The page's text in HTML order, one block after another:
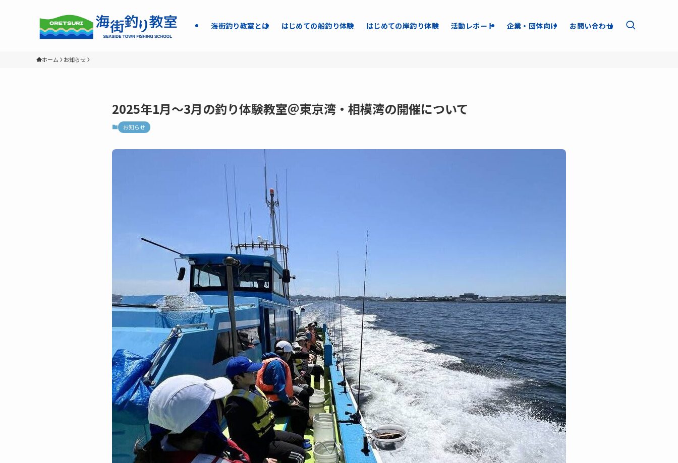
海街釣り教室とは はじめての船釣り体験 はじめての岸釣り体験 活動レポート 企業・団体向け お問い合わせ
ホーム お知らせ
2025年1月～3月の釣り体験教室＠東京湾・相模湾の開催について
お知らせ